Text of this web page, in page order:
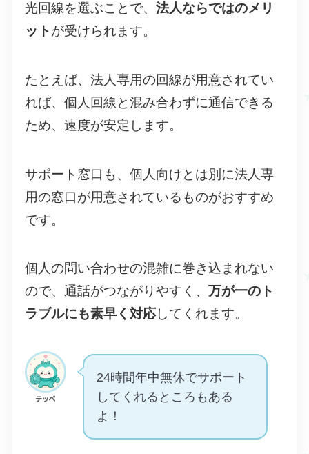
光回線を選ぶことで、 法人ならではのメリ
ットが受けられます。
たとえば、法人専用の回線が用意されてい
れば、個人回線と混み合わずに通信できる
ため、速度が安定します。
サポート窓口も、個人向けとは別に法人専
用の窓口が用意されているものがおすすめ
です。
個人の問い合わせの混雑に巻き込まれない
ので、通話がつながりやすく、 万が一のト
ラブルにも素早く対応してくれます。
テッペ
24時間年中無休でサポート
してくれるところもある
よ！